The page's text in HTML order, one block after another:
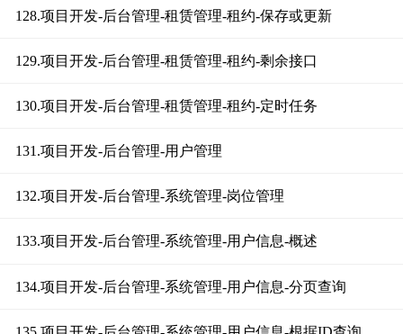
128.项目开发-后台管理-租赁管理-租约-保存或更新
129.项目开发-后台管理-租赁管理-租约-剩余接口
130.项目开发-后台管理-租赁管理-租约-定时任务
131.项目开发-后台管理-用户管理
132.项目开发-后台管理-系统管理-岗位管理
133.项目开发-后台管理-系统管理-用户信息-概述
134.项目开发-后台管理-系统管理-用户信息-分页查询